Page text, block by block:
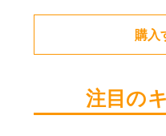
購入
注目の